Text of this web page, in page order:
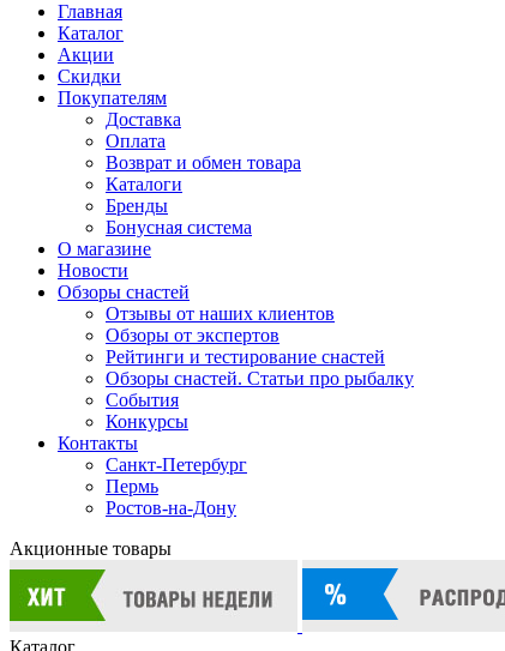
Главная
Каталог
Акции
Скидки
Покупателям
Доставка
Оплата
Возврат и обмен товара
Каталоги
Бренды
Бонусная система
О магазине
Новости
Обзоры снастей
Отзывы от наших клиентов
Обзоры от экспертов
Рейтинги и тестирование снастей
Обзоры снастей. Статьи про рыбалку
События
Конкурсы
Контакты
Санкт-Петербург
Пермь
Ростов-на-Дону
Акционные товары
Каталог